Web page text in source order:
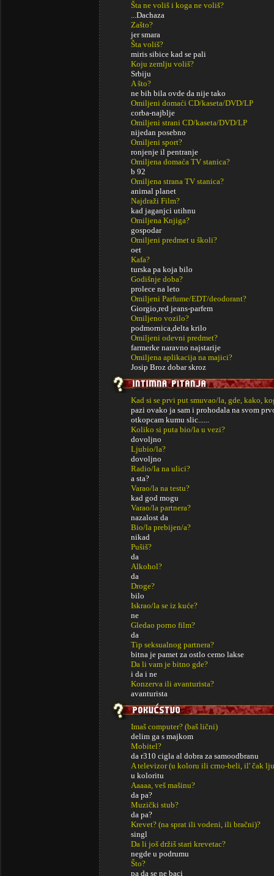
Šta ne voliš i koga ne voliš?
...Dachaza
Zašto?
jer smara
Šta voliš?
miris sibice kad se pali
Koju zemlju voliš?
Srbiju
A što?
ne bih bila ovde da nije tako
Omiljeni domaći CD/kaseta/DVD/LP
corba-najblje
Omiljeni strani CD/kaseta/DVD/LP
nijedan posebno
Omiljeni sport?
ronjenje il pentranje
Omiljena domaća TV stanica?
b 92
Omiljena strana TV stanica?
animal planet
Najdraži Film?
kad jaganjci utihnu
Omiljena Knjiga?
gospodar
Omiljeni predmet u školi?
oet
Kafa?
turska pa koja bilo
Godišnje doba?
prolece na leto
Omiljeni Parfume/EDT/deodorant?
Giorgio,red jeans-parfem
Omiljeno vozilo?
podmornica,delta krilo
Omiljeni odevni predmet?
farmerke naravno najstarije
Omiljena aplikacija na majici?
Josip Broz dobar skroz
Kad si se prvi put smuvao/la, gde, kako,
pazi ovako ja sam i prohodala na svom
otkopcam kumu slic......
Koliko si puta bio/la u vezi?
dovoljno
Ljubio/la?
dovoljno
Radio/la na ulici?
a sta?
Varao/la na testu?
kad god mogu
Varao/la partnera?
nazalost da
Bio/la prebijen/a?
nikad
Pušiš?
da
Alkohol?
da
Droge?
bilo
Iskrao/la se iz kuće?
ne
Gledao porno film?
da
Tip seksualnog partnera?
bitna je pamet za ostlo cemo lakse
Da li vam je bitno gde?
i da i ne
Konzerva ili avanturista?
avanturista
Imaš computer? (baš lični)
delim ga s majkom
Mobitel?
da r310 cigla al dobra za samoodbranu
A televizor (u koloru ili crno-beli, il' čak
u koloritu
Aaaaa, veš mašinu?
da pa?
Muzički stub?
da pa?
Krevet? (na sprat ili vodeni, ili bračni)?
singl
Da li još držiš stari krevetac?
negde u podrumu
Što?
pa da se ne baci